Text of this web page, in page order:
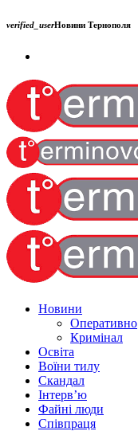
verified_userНовини Тернополя
Новини
Оперативно
Кримінал
Освіта
Воїни тилу
Скандал
Інтерв’ю
Файні люди
Співпраця